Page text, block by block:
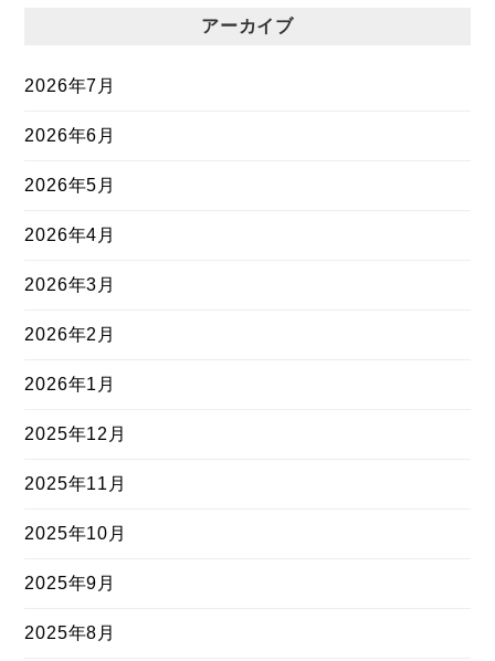
アーカイブ
2026年7月
2026年6月
2026年5月
2026年4月
2026年3月
2026年2月
2026年1月
2025年12月
2025年11月
2025年10月
2025年9月
2025年8月